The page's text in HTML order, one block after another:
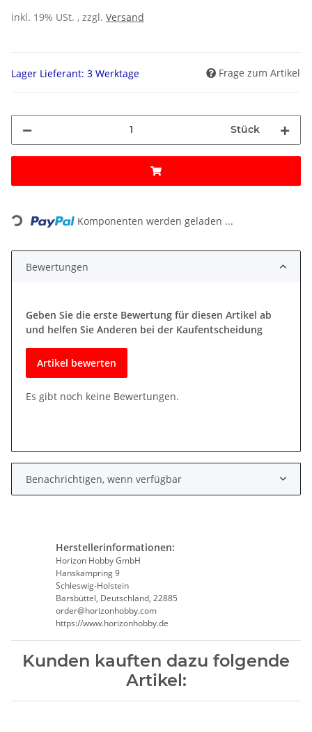
inkl. 19% USt. , zzgl. Versand
Lager Lieferant: 3 Werktage Frage zum Artikel
Stück
Loading... Komponenten werden geladen ...
Bewertungen
Geben Sie die erste Bewertung für diesen Artikel ab
und helfen Sie Anderen bei der Kaufentscheidung
Artikel bewerten
Es gibt noch keine Bewertungen.
Benachrichtigen, wenn verfügbar
Herstellerinformationen:
Horizon Hobby GmbH
Hanskampring 9
Schleswig-Holstein
Barsbüttel, Deutschland, 22885
order@horizonhobby.com
https://www.horizonhobby.de
Kunden kauften dazu folgende
Artikel: